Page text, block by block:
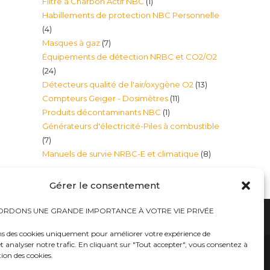
Gérer le consentement
UNE GRANDE IMPORTANCE À VOTRE VIE PRIVÉE
des cookies uniquement pour améliorer votre expérience de
analyser notre trafic. En cliquant sur "Tout accepter", vous consentez à
des cookies.
produit
Habillements de protection NBC Personnelle
44
produits
Masques à gaz 77
produits
Équipements de détection NRBC et CO2/O2
2424
produits
Détecteurs qualité de l'air/oxygène O2 1313
Compteurs Geiger - Dosimètres 1111
Produits décontaminants NBC 11
produit
Générateurs d'électricité-Piles à combustible
77
produits
Manuels de survie NRBC-E et climatique 88
Bureaux tables bunkers NRBC-E
médicales